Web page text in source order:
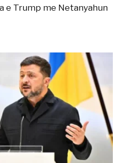
e Trump me Netanyahun